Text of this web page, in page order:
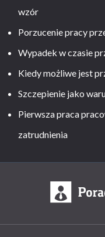
wzór
Porzucenie pracy
Wypadek w czasie
Kiedy możliwe jest
Szczepienie jako
Pierwsza praca
zatrudnienia